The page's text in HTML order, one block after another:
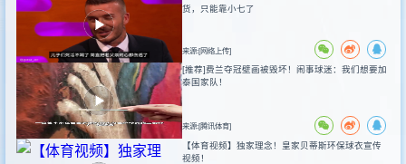
货，只能靠小七了
来源:[网络上传]
[推荐]费兰夺冠壁画被毁坏！闹事球迷：我们想要加
泰国家队！
来源:[腾讯体育]
【体育视频】独家理念！皇家贝蒂斯环保球衣宣传
视频！